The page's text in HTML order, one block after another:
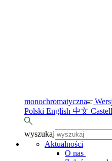
monochromatyczna
Polski English 中文
wyszukaj
Aktualności
O nas